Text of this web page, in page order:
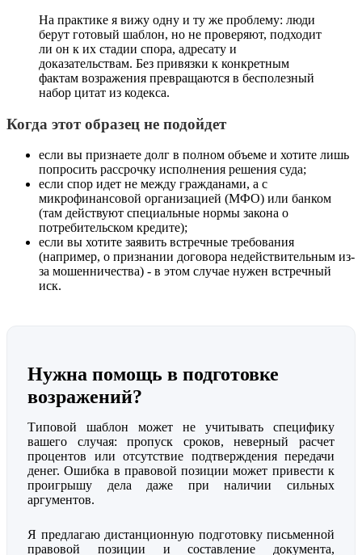
На практике я вижу одну и ту же проблему: люди
берут готовый шаблон, но не проверяют, подходит
ли он к их стадии спора, адресату и
доказательствам. Без привязки к конкретным
фактам возражения превращаются в бесполезный
набор цитат из кодекса.
Когда этот образец не подойдет
если вы признаете долг в полном объеме и хотите лишь
попросить рассрочку исполнения решения суда;
если спор идет не между гражданами, а с
микрофинансовой организацией (МФО) или банком
(там действуют специальные нормы закона о
потребительском кредите);
если вы хотите заявить встречные требования
(например, о признании договора недействительным из-
за мошенничества) - в этом случае нужен встречный
иск.
Нужна помощь в подготовке
возражений?
Типовой шаблон может не учитывать специфику
вашего случая: пропуск сроков, неверный расчет
процентов или отсутствие подтверждения передачи
денег. Ошибка в правовой позиции может привести к
проигрышу дела даже при наличии сильных
аргументов.
Я предлагаю дистанционную подготовку письменной
правовой позиции и составление документа,